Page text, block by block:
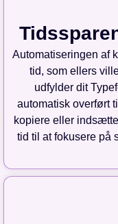
Automatiseringen af
tid, som ellers
udfylder dit
automatisk overført
kopiere eller
tid til at fokusere på